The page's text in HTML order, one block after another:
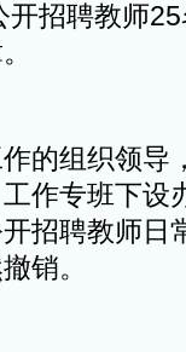
招聘教师
的组织领导
作专班下设
招聘教师日
销。